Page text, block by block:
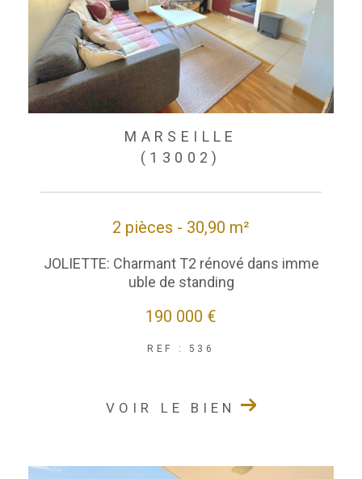
MARSEILLE
(13002)
2 pièces - 30,90 m²
JOLIETTE: Charmant T2 rénové dans imme
uble de standing
190 000 €
REF : 536
VOIR LE BIEN